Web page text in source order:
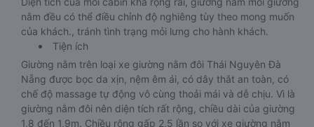
nằm đều có thể điều chỉnh độ nghiêng tùy theo mong muốn
của khách., tránh tình trạng mỏi lưng cho hành khách.
Tiện ích
Giường nằm trên loại xe giường nằm đôi Thái Nguyên Đà
Nẵng được bọc da xịn, nệm êm ái, có dây thắt an toàn, có
chế độ massage tự động vô cùng thoải mái và dễ chịu. Vì là
giường nằm đôi nên diện tích rất rộng, chiều dài của giường
1,8 đến 1,9m. Chiều rộng gấp 2,5 lần so với xe giường nằm